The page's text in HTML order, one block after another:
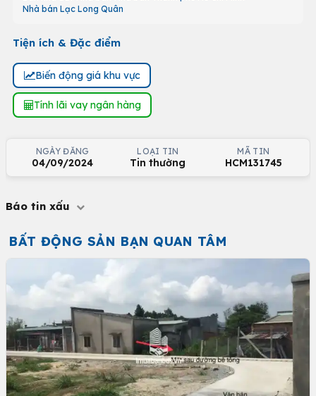
Nhà bán Lạc Long Quân
Tiện ích & Đặc điểm
Biến động giá khu vực
Tính lãi vay ngân hàng
NGÀY ĐĂNG
04/09/2024
LOẠI TIN
Tin thường
MÃ TIN
HCM131745
Báo tin xấu
BẤT ĐỘNG SẢN BẠN QUAN TÂM